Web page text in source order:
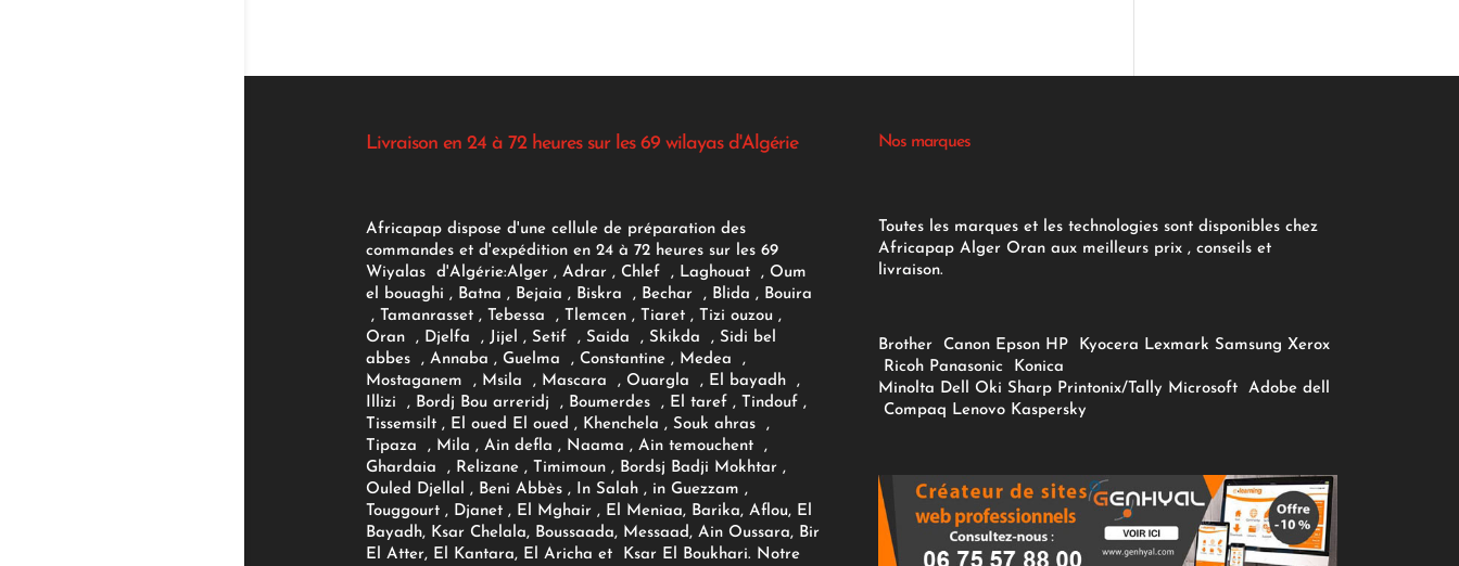
Livraison en 24 à 72 heures sur les 69 wilayas d'Algérie
Africapap dispose d'une cellule de préparation des
commandes et d'expédition en 24 à 72 heures sur les 69
Wiyalas d'Algérie:Alger , Adrar, Chlef , Laghouat , Oum
el bouaghi , Batna , Bejaia , Biskra , Bechar , Blida , Bouira
, Tamanrasset , Tebessa , Tlemcen , Tiaret , Tizi ouzou ,
Oran , Djelfa , Jijel , Setif , Saida , Skikda , Sidi bel
abbes , Annaba , Guelma , Constantine , Medea ,
Mostaganem , Msila , Mascara , Ouargla , El bayadh ,
Illizi , Bordj Bou arreridj , Boumerdes , El taref , Tindouf ,
Tissemsilt , El oued El oued , Khenchela , Souk ahras ,
Tipaza , Mila , Ain defla , Naama , Ain temouchent ,
Ghardaia , Relizane , Timimoun , Bordsj Badji Mokhtar ,
Ouled Djellal , Beni Abbès , In Salah , in Guezzam ,
Touggourt , Djanet , El Mghair , El Meniaa, Barika, Aflou, El
Bayadh, Ksar Chelala, Boussaada, Messaad, Ain Oussara, Bir
El Atter, El Kantara, El Aricha et Ksar El Boukhari. Notre
Nos marques
Toutes les marques et les technologies sont disponibles chez
Africapap Alger Oran aux meilleurs prix , conseils et
livraison.
Brother Canon Epson HP Kyocera Lexmark Samsung Xerox
Ricoh Panasonic
Konica
Minolta Dell Oki Sharp Printonix/Tally Microsoft Adobe dell
Compaq Lenovo Kaspersky